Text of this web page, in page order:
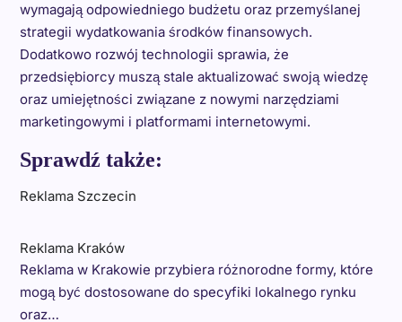
wymagają odpowiedniego budżetu oraz przemyślanej
strategii wydatkowania środków finansowych.
Dodatkowo rozwój technologii sprawia, że
przedsiębiorcy muszą stale aktualizować swoją wiedzę
oraz umiejętności związane z nowymi narzędziami
marketingowymi i platformami internetowymi.
Sprawdź także:
Reklama Szczecin
Reklama Kraków
Reklama w Krakowie przybiera różnorodne formy, które
mogą być dostosowane do specyfiki lokalnego rynku
oraz…